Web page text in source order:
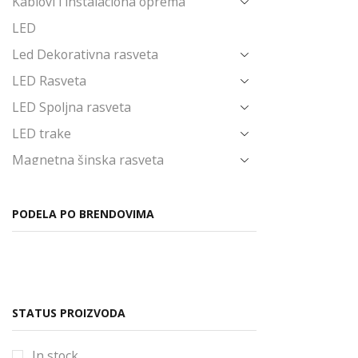
LED
Led Dekorativna rasveta
LED Rasveta
LED Spoljna rasveta
LED trake
Magnetna šinska rasveta
Novo u ponudi
Produžni kablovi i pribor
PODELA PO BRENDOVIMA
STATUS PROIZVODA